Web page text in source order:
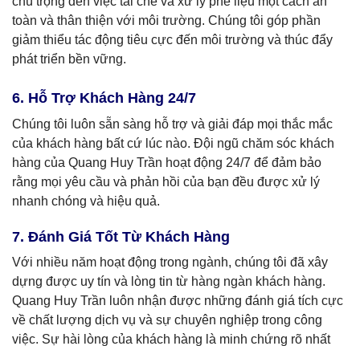
toàn và thân thiện với môi trường. Chúng tôi góp phần
giảm thiểu tác động tiêu cực đến môi trường và thúc đẩy
phát triển bền vững.
6. Hỗ Trợ Khách Hàng 24/7
Chúng tôi luôn sẵn sàng hỗ trợ và giải đáp mọi thắc mắc
của khách hàng bất cứ lúc nào. Đội ngũ chăm sóc khách
hàng của Quang Huy Trần hoạt động 24/7 để đảm bảo
rằng mọi yêu cầu và phản hồi của bạn đều được xử lý
nhanh chóng và hiệu quả.
7. Đánh Giá Tốt Từ Khách Hàng
Với nhiều năm hoạt động trong ngành, chúng tôi đã xây
dựng được uy tín và lòng tin từ hàng ngàn khách hàng.
Quang Huy Trần luôn nhận được những đánh giá tích cực
về chất lượng dịch vụ và sự chuyên nghiệp trong công
việc. Sự hài lòng của khách hàng là minh chứng rõ nhất